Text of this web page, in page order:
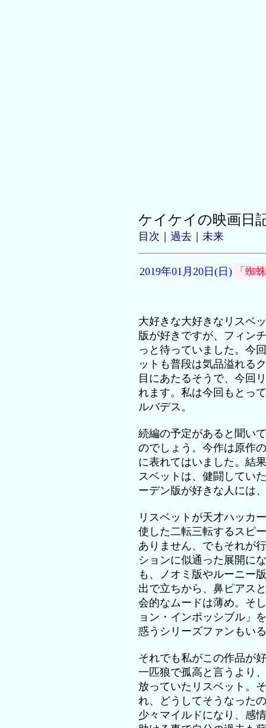
ケイケイの映画日
目次 過去 未来
2019年01月20日(日) 「蜘
大好きな大好きなリスベ
版が好きですが、フィン
っと待っていました。今
ットも普段は気品溢れる
目にあたるそうで、今回
れます。私は今回もとっ
ルバデス。
続編の予定があると聞い
のでしょう。今作は原作
に表れてはいました。結
スベットは、健闘してい
ーデン版が好きな人には
リスベットが天才ハッカ
使した二転三転するスピ
ありません、でもそれが
ションに似通った展開に
も、ノオミ版やルーニー
出で立ちから、鼻ピアス
会的なムードは薄め。そ
ョン・インポッシブル」
惑うシリーズファンもい
それでも私がこの作品が
一匹狼で孤高と言うより
放っていたリスベット。
れ、どうしてそうなった
少々マイルドになり、感